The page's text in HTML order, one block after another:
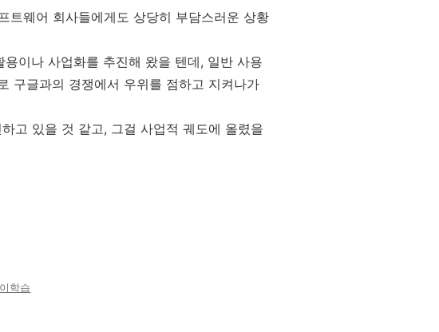
트웨어 회사들에게도 상당히 부담스러운 상황
이나 사업화를 추진해 왔을 텐데, 일반 사용
구글과의 경쟁에서 우위를 점하고 지켜나가
고 있을 것 같고, 그걸 사업적 궤도에 올렸을
학습